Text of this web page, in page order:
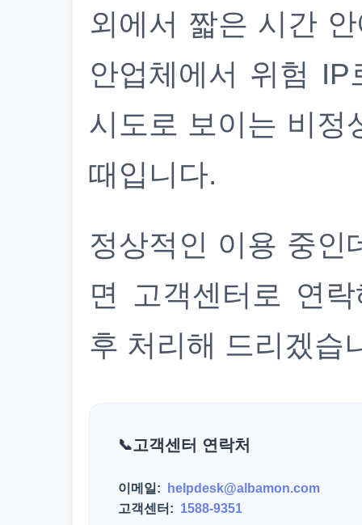
외에서 짧은 시간
안업체에서 위험
시도로 보이는 비정
때입니다.
정상적인 이용 중인
면 고객센터로 연
후 처리해 드리겠습
고객센터 연락처
이메일:
helpdesk@albamon.com
고객센터: 1588-9351